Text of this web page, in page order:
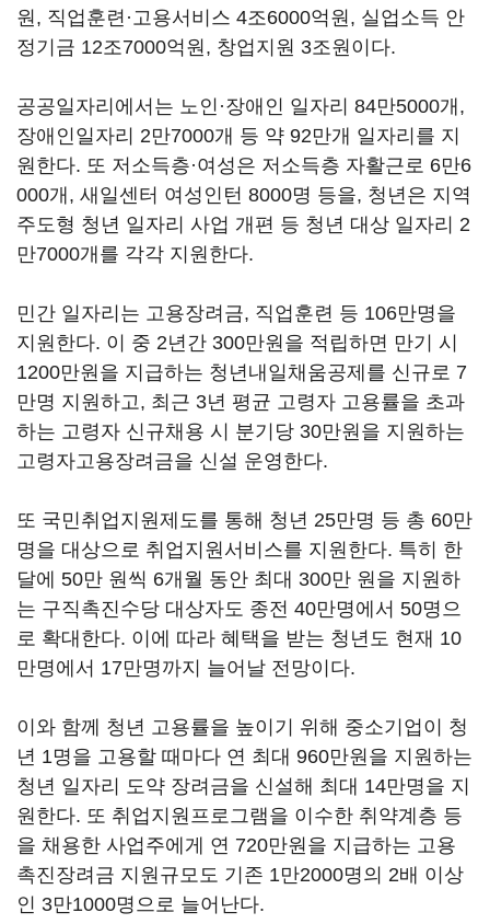
원, 직업훈련·고용서비스 4조6000억원, 실업소득 안
정기금 12조7000억원, 창업지원 3조원이다.
공공일자리에서는 노인·장애인 일자리 84만5000개,
장애인일자리 2만7000개 등 약 92만개 일자리를 지
원한다. 또 저소득층·여성은 저소득층 자활근로 6만6
000개, 새일센터 여성인턴 8000명 등을, 청년은 지역
주도형 청년 일자리 사업 개편 등 청년 대상 일자리 2
만7000개를 각각 지원한다.
민간 일자리는 고용장려금, 직업훈련 등 106만명을
지원한다. 이 중 2년간 300만원을 적립하면 만기 시
1200만원을 지급하는 청년내일채움공제를 신규로 7
만명 지원하고, 최근 3년 평균 고령자 고용률을 초과
하는 고령자 신규채용 시 분기당 30만원을 지원하는
고령자고용장려금을 신설 운영한다.
또 국민취업지원제도를 통해 청년 25만명 등 총 60만
명을 대상으로 취업지원서비스를 지원한다. 특히 한
달에 50만 원씩 6개월 동안 최대 300만 원을 지원하
는 구직촉진수당 대상자도 종전 40만명에서 50명으
로 확대한다. 이에 따라 혜택을 받는 청년도 현재 10
만명에서 17만명까지 늘어날 전망이다.
이와 함께 청년 고용률을 높이기 위해 중소기업이 청
년 1명을 고용할 때마다 연 최대 960만원을 지원하는
청년 일자리 도약 장려금을 신설해 최대 14만명을 지
원한다. 또 취업지원프로그램을 이수한 취약계층 등
을 채용한 사업주에게 연 720만원을 지급하는 고용
촉진장려금 지원규모도 기존 1만2000명의 2배 이상
인 3만1000명으로 늘어난다.